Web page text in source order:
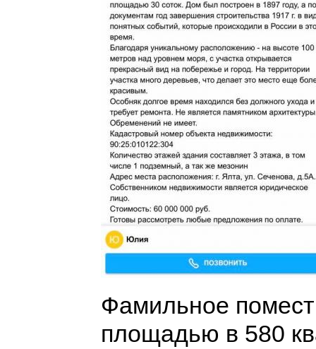
Фамильное
площадью в 580